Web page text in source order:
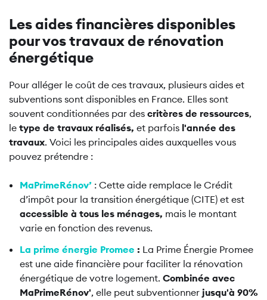
Les aides financières disponibles
pour vos travaux de rénovation
énergétique
Pour alléger le coût de ces travaux, plusieurs aides et
subventions sont disponibles en France. Elles sont
souvent conditionnées par des critères de ressources,
le type de travaux réalisés, et parfois l'année des
travaux. Voici les principales aides auxquelles vous
pouvez prétendre :
MaPrimeRénov’ : Cette aide remplace le Crédit
d’impôt pour la transition énergétique (CITE) et est
accessible à tous les ménages, mais le montant
varie en fonction des revenus.
La prime énergie Promee : La Prime Énergie Promee
est une aide financière pour faciliter la rénovation
énergétique de votre logement. Combinée avec
MaPrimeRénov', elle peut subventionner jusqu'à 90%